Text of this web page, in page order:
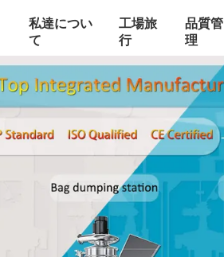
私達につい
て
工場旅
行
品質管
理